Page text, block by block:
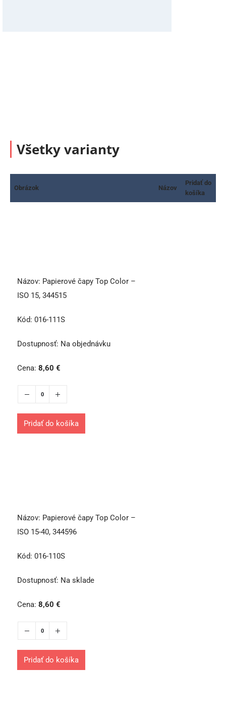
Všetky varianty
Obrázok Názov
Pridať do
košíka
Názov: Papierové čapy Top Color –
ISO 15, 344515
Kód: 016-111S
Dostupnosť: Na objednávku
Cena: 8,60 €
Pridať do košíka
Názov: Papierové čapy Top Color –
ISO 15-40, 344596
Kód: 016-110S
Dostupnosť: Na sklade
Cena: 8,60 €
Pridať do košíka